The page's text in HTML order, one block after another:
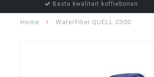
Beste kwaliteit koffiebonen
Home Waterfilter QUELL C300